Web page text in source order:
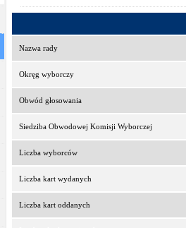
Nazwa rady
Okręg wyborczy
Obwód głosowania
Siedziba Obwodowej Komisji Wyborczej
Liczba wyborców
Liczba kart wydanych
Liczba kart oddanych